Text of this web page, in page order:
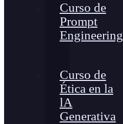
Curso de
Prompt
Engineering
Curso de
Ética en la
lA
Generativa